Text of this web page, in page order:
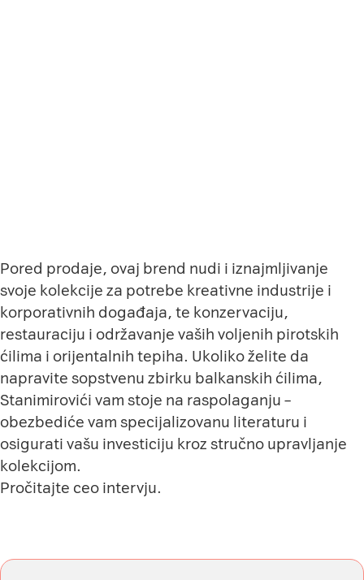
Pored prodaje, ovaj brend nudi i iznajmljivanje
svoje kolekcije za potrebe kreativne industrije i
korporativnih događaja, te konzervaciju,
restauraciju i održavanje vaših voljenih pirotskih
ćilima i orijentalnih tepiha. Ukoliko želite da
napravite sopstvenu zbirku balkanskih ćilima,
Stanimirovići vam stoje na raspolaganju –
obezbediće vam specijalizovanu literaturu i
osigurati vašu investiciju kroz stručno upravljanje
kolekcijom.
Pročitajte ceo intervju.